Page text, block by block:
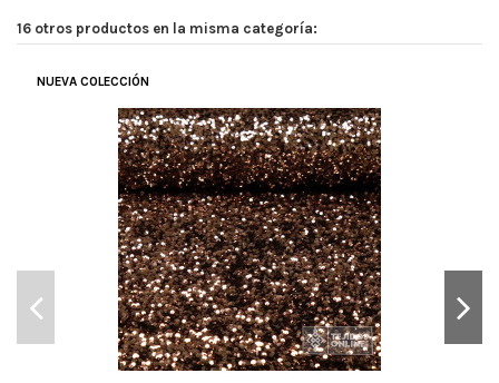
16 otros productos en la misma categoría:
NUEVA COLECCIÓN